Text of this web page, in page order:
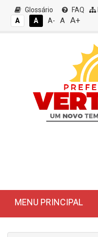
Glossário FAQ
A
A A- A A+
MENU PRINCIPAL